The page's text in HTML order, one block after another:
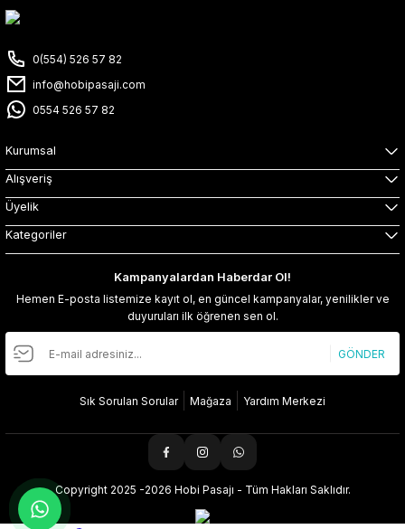
0(554) 526 57 82
info@hobipasaji.com
0554 526 57 82
Kurumsal
Alışveriş
Üyelik
Kategoriler
Kampanyalardan Haberdar Ol!
Hemen E-posta listemize kayıt ol, en güncel kampanyalar, yenilikler ve
duyuruları ilk öğrenen sen ol.
GÖNDER
Sık Sorulan Sorular Mağaza Yardım Merkezi
Copyright 2025 -2026 Hobi Pasajı - Tüm Hakları Saklıdır.